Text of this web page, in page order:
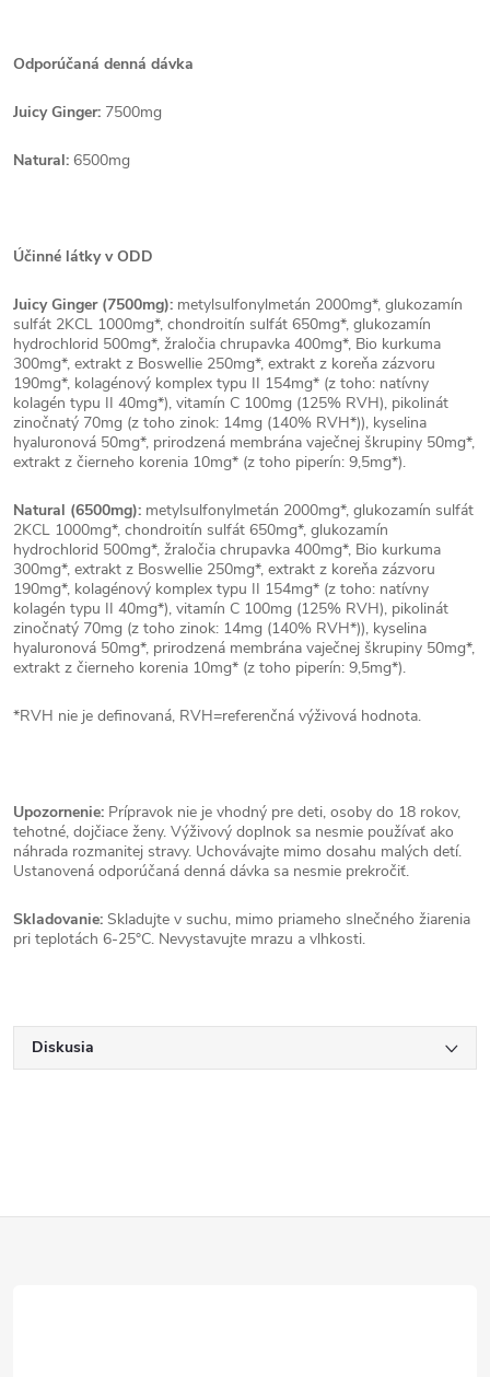
Odporúčaná denná dávka
Juicy Ginger: 7500mg
Natural: 6500mg
Účinné látky v ODD
Juicy Ginger (7500mg): metylsulfonylmetán 2000mg*, glukozamín
sulfát 2KCL 1000mg*, chondroitín sulfát 650mg*, glukozamín
hydrochlorid 500mg*, žraločia chrupavka 400mg*, Bio kurkuma
300mg*, extrakt z Boswellie 250mg*, extrakt z koreňa zázvoru
190mg*, kolagénový komplex typu II 154mg* (z toho: natívny
kolagén typu II 40mg*), vitamín C 100mg (125% RVH), pikolinát
zinočnatý 70mg (z toho zinok: 14mg (140% RVH*)), kyselina
hyaluronová 50mg*, prirodzená membrána vaječnej škrupiny 50mg*,
extrakt z čierneho korenia 10mg* (z toho piperín: 9,5mg*).
Natural (6500mg): metylsulfonylmetán 2000mg*, glukozamín sulfát
2KCL 1000mg*, chondroitín sulfát 650mg*, glukozamín
hydrochlorid 500mg*, žraločia chrupavka 400mg*, Bio kurkuma
300mg*, extrakt z Boswellie 250mg*, extrakt z koreňa zázvoru
190mg*, kolagénový komplex typu II 154mg* (z toho: natívny
kolagén typu II 40mg*), vitamín C 100mg (125% RVH), pikolinát
zinočnatý 70mg (z toho zinok: 14mg (140% RVH*)), kyselina
hyaluronová 50mg*, prirodzená membrána vaječnej škrupiny 50mg*,
extrakt z čierneho korenia 10mg* (z toho piperín: 9,5mg*).
*RVH nie je definovaná, RVH=referenčná výživová hodnota.
Upozornenie: Prípravok nie je vhodný pre deti, osoby do 18 rokov,
tehotné, dojčiace ženy. Výživový doplnok sa nesmie používať ako
náhrada rozmanitej stravy. Uchovávajte mimo dosahu malých detí.
Ustanovená odporúčaná denná dávka sa nesmie prekročiť.
Skladovanie: Skladujte v suchu, mimo priameho slnečného žiarenia
pri teplotách 6-25°C. Nevystavujte mrazu a vlhkosti.
Diskusia